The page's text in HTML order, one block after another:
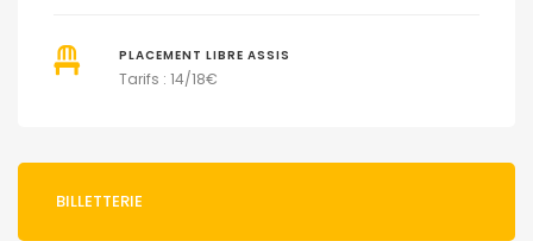
PLACEMENT LIBRE ASSIS
Tarifs : 14/18€
BILLETTERIE